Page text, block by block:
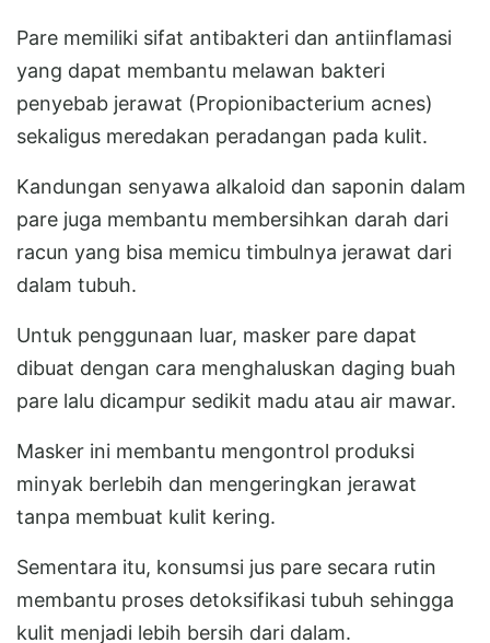
Pare memiliki sifat antibakteri dan antiinflamasi
yang dapat membantu melawan bakteri
penyebab jerawat (Propionibacterium acnes)
sekaligus meredakan peradangan pada kulit.
Kandungan senyawa alkaloid dan saponin dalam
pare juga membantu membersihkan darah dari
racun yang bisa memicu timbulnya jerawat dari
dalam tubuh.
Untuk penggunaan luar, masker pare dapat
dibuat dengan cara menghaluskan daging buah
pare lalu dicampur sedikit madu atau air mawar.
Masker ini membantu mengontrol produksi
minyak berlebih dan mengeringkan jerawat
tanpa membuat kulit kering.
Sementara itu, konsumsi jus pare secara rutin
membantu proses detoksifikasi tubuh sehingga
kulit menjadi lebih bersih dari dalam.